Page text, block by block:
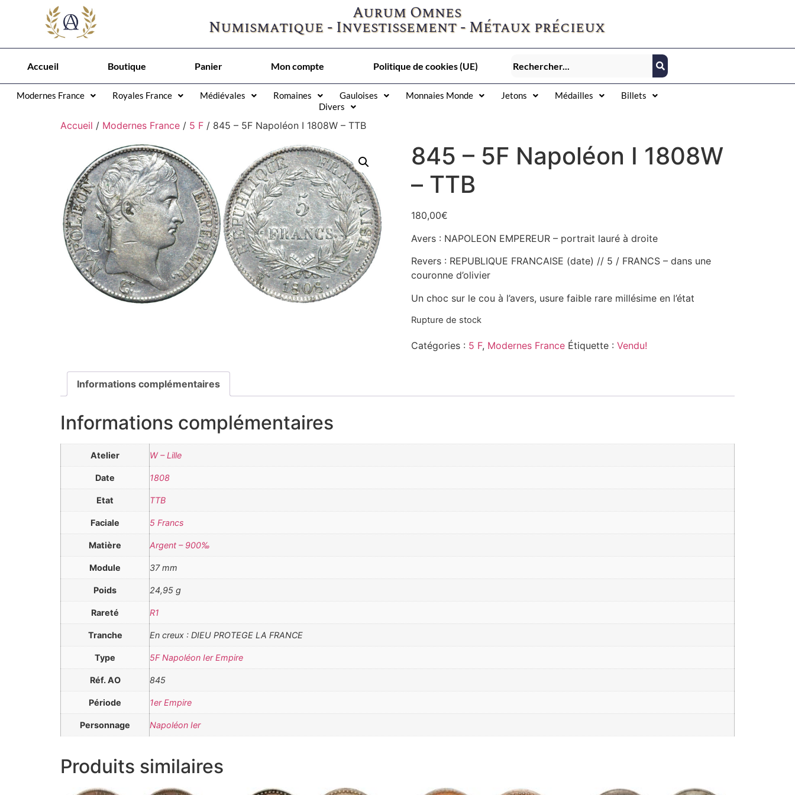
Aurum Omnes
Numismatique - Investissement - Métaux précieux
Accueil Boutique Panier Mon compte Politique de cookies (UE)
Modernes France Royales France Médiévales Romaines Gauloises Monnaies Monde Jetons Médailles
Billets
Divers
Accueil / Modernes France / 5 F / 845 – 5F Napoléon I 1808W – TTB
845 – 5F Napoléon I 1808W
– TTB
180,00€
Avers : NAPOLEON EMPEREUR – portrait lauré à droite
Revers : REPUBLIQUE FRANCAISE (date) // 5 / FRANCS – dans une
couronne d’olivier
Un choc sur le cou à l’avers, usure faible rare millésime en l’état
Rupture de stock
Catégories : 5 F, Modernes France Étiquette : Vendu!
Informations complémentaires
Informations complémentaires
Atelier W – Lille
Date 1808
Etat TTB
Faciale 5 Francs
Matière Argent – 900‰
Module 37 mm
Poids 24,95 g
Rareté R1
Tranche En creux : DIEU PROTEGE LA FRANCE
Type 5F Napoléon Ier Empire
Réf. AO 845
Période 1er Empire
Personnage Napoléon Ier
Produits similaires